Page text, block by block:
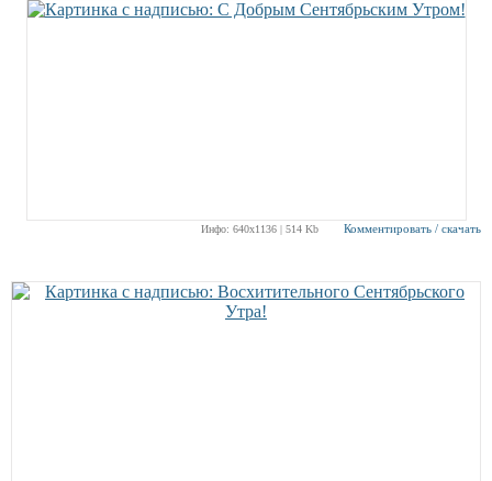
Инфо: 640х1136 | 514 Kb Комментировать / скачать